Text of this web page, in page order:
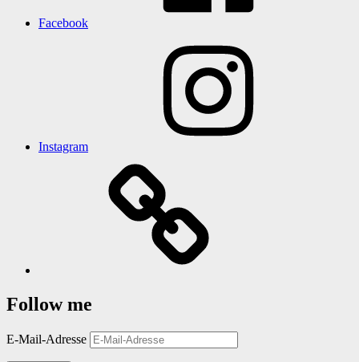
Facebook
Instagram
Follow me
E-Mail-Adresse